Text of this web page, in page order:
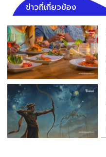
ข่าวที่เกี่ยวข้อง